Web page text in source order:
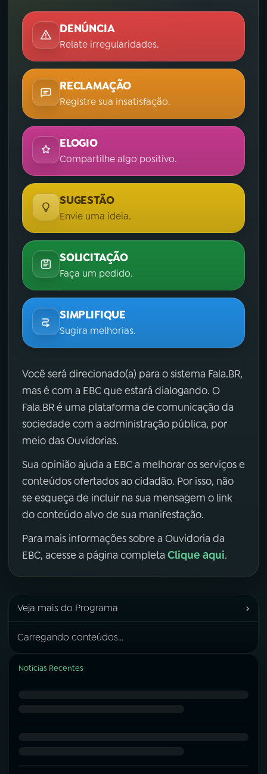
DENÚNCIA
Relate irregularidades.
RECLAMAÇÃO
Registre sua insatisfação.
ELOGIO
Compartilhe algo positivo.
SUGESTÃO
Envie uma ideia.
SOLICITAÇÃO
Faça um pedido.
SIMPLIFIQUE
Sugira melhorias.
Você será direcionado(a) para o sistema Fala.BR,
mas é com a EBC que estará dialogando. O
Fala.BR é uma plataforma de comunicação da
sociedade com a administração pública, por
meio das Ouvidorias.
Sua opinião ajuda a EBC a melhorar os serviços e
conteúdos ofertados ao cidadão. Por isso, não
se esqueça de incluir na sua mensagem o link
do conteúdo alvo de sua manifestação.
Para mais informações sobre a Ouvidoria da
EBC, acesse a página completa Clique aqui.
Veja mais do Programa ›
Carregando conteúdos...
Notícias Recentes